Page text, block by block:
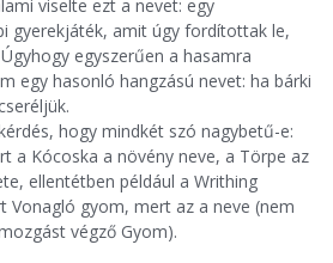
viselte ezt a nevet: egy
gyerekjáték, amit úgy fordítottak le,
egyszerűen a hasamra
egy hasonló hangzású nevet: ha bárki
hogy mindkét szó nagybetű-e:
a Kócoska a növény neve, a Törpe az
ellentétben például a Writhing
Vonagló gyom, mert az a neve (nem
végző Gyom).